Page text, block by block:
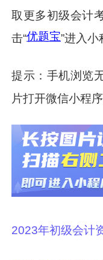
取更多初级会计
击“优题宝”进入小
提示：手机浏览
片打开微信小程序
2023年初级会计